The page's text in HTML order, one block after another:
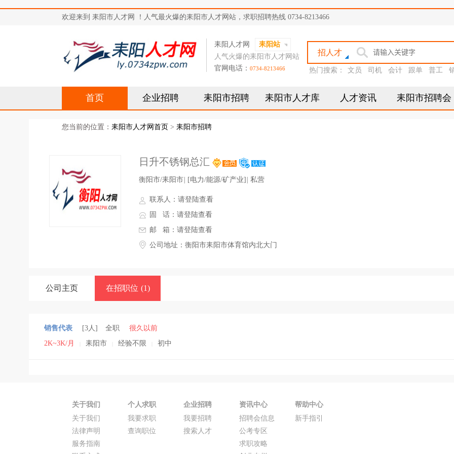
欢迎来到 耒阳市人才网 ！人气最火爆的耒阳市人才网站，求职招聘热线 0734-8213466
耒阳人才网
耒阳站
人气火爆的耒阳市人才网站
官网电话： 0734-8213466
招人才
热门搜索： 文员 司机 会计 跟单 普工
首页 企业招聘 耒阳市招聘 耒阳市人才库 人才资讯 耒阳市招聘会
您当前的位置： 耒阳市人才网首页 > 耒阳市招聘
日升不锈钢总汇
衡阳市/耒阳市 [电力/能源/矿产业] 私营
联系人： 请登陆查看
固 话： 请登陆查看
邮 箱： 请登陆查看
公司地址：衡阳市耒阳市体育馆内北大门
公司主页 在招职位 (1)
销售代表 [3人] 全职
很久以前
2K~3K/月
耒阳市 经验不限 初中
关于我们
关于我们
法律声明
服务指南
个人求职
我要求职
查询职位
企业招聘
我要招聘
搜索人才
资讯中心
招聘会信息
公考专区
求职攻略
帮助中心
新手指引